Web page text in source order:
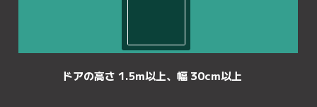
ドアの高さ 1.5m以上、幅 30cm以上